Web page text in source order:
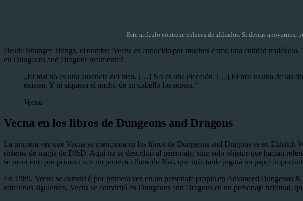
Este artículo contiene enlaces de afiliados. Si deseas apoyarnos,
Desde Stranger Things, el nombre Vecna es conocido por muchos como una entidad
en Dungeons and Dragons realmente?
„El mal no es una ausencia del bien. […] No es una elección. […] El mal es una de las
existen. Y ni siquiera el ancho de un cabello los separa.“
Vecna
Vecna en los libros de Dungeons and Dragons
La primera vez que Vecna se menciona en los libros de Dungeons and Dragons es en
sistema de magia de D&D. Aquí no se describió al personaje, sino solo objetos que hacían
se menciona por primera vez un protector llamado Kas, que más tarde jugará un papel
En 1989, Vecna se convirtió por primera vez en un personaje propio en Advanced Dungeons
ediciones siguientes, Vecna se convirtió en Dungeons and Dragons en un personaje habitual,